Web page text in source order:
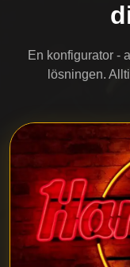
En konfigurator -
lösningen.